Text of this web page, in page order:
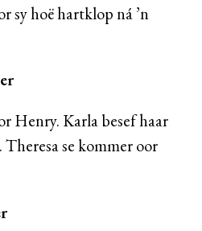
sy hoë hartklop ná ’n
Henry. Karla besef haar
se kommer oor